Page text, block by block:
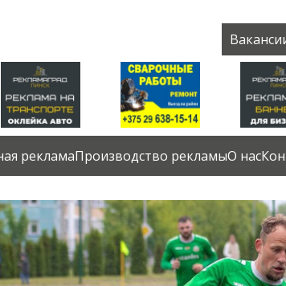
рекламаПроизводство рекламыО нас